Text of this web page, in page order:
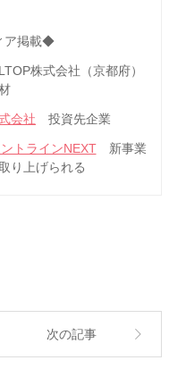
ア掲載◆
株式会社（京都府）
会社 投資先企業
トラインNEXT新事業
り上げられる
次の記事